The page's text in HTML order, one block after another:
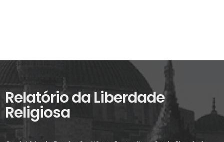
Relatório da Liberdade
Religiosa